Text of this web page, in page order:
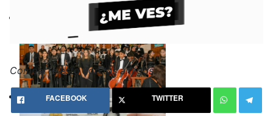
Comparte esto con tus amigos:
FACEBOOK TWITTER